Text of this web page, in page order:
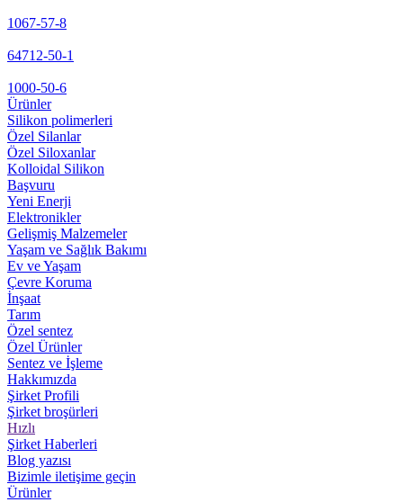
1067-57-8
64712-50-1
1000-50-6
Ürünler
Silikon polimerleri
Özel Silanlar
Özel Siloxanlar
Kolloidal Silikon
Başvuru
Yeni Enerji
Elektronikler
Gelişmiş Malzemeler
Yaşam ve Sağlık Bakımı
Ev ve Yaşam
Çevre Koruma
İnşaat
Tarım
Özel sentez
Özel Ürünler
Sentez ve İşleme
Hakkımızda
Şirket Profili
Şirket broşürleri
Hızlı
Şirket Haberleri
Blog yazısı
Bizimle iletişime geçin
Ürünler